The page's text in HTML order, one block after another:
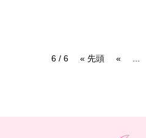
6 / 6 « 先頭 «